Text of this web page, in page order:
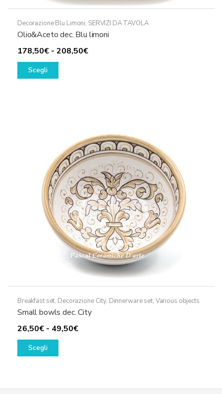
Decorazione Blu Limoni, SERVIZI DA TAVOLA
Olio&Aceto dec. Blu limoni
178,50€ - 208,50€Fascia
Scegli
Questo
possono
essere
scelte
nella
pagina
del
prodotto
Breakfast set, Decorazione City, Dinnerware set, Various objects
Small bowls dec. City
26,50€ - 49,50€Fascia
a
Scegli
Questo
varianti.